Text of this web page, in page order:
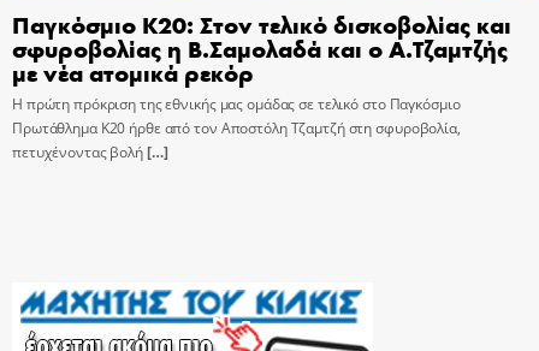
Παγκόσμιο Κ20: Στον τελικό δισκοβολίας και
σφυροβολίας η Β.Σαμολαδά και ο Α.Τζαμτζής
με νέα ατομικά ρεκόρ
Η πρώτη πρόκριση της εθνικής μας ομάδας σε τελικό στο Παγκόσμιο
Πρωτάθλημα Κ20 ήρθε από τον Αποστόλη Τζαμτζή στη σφυροβολία,
πετυχένοντας βολή[…]